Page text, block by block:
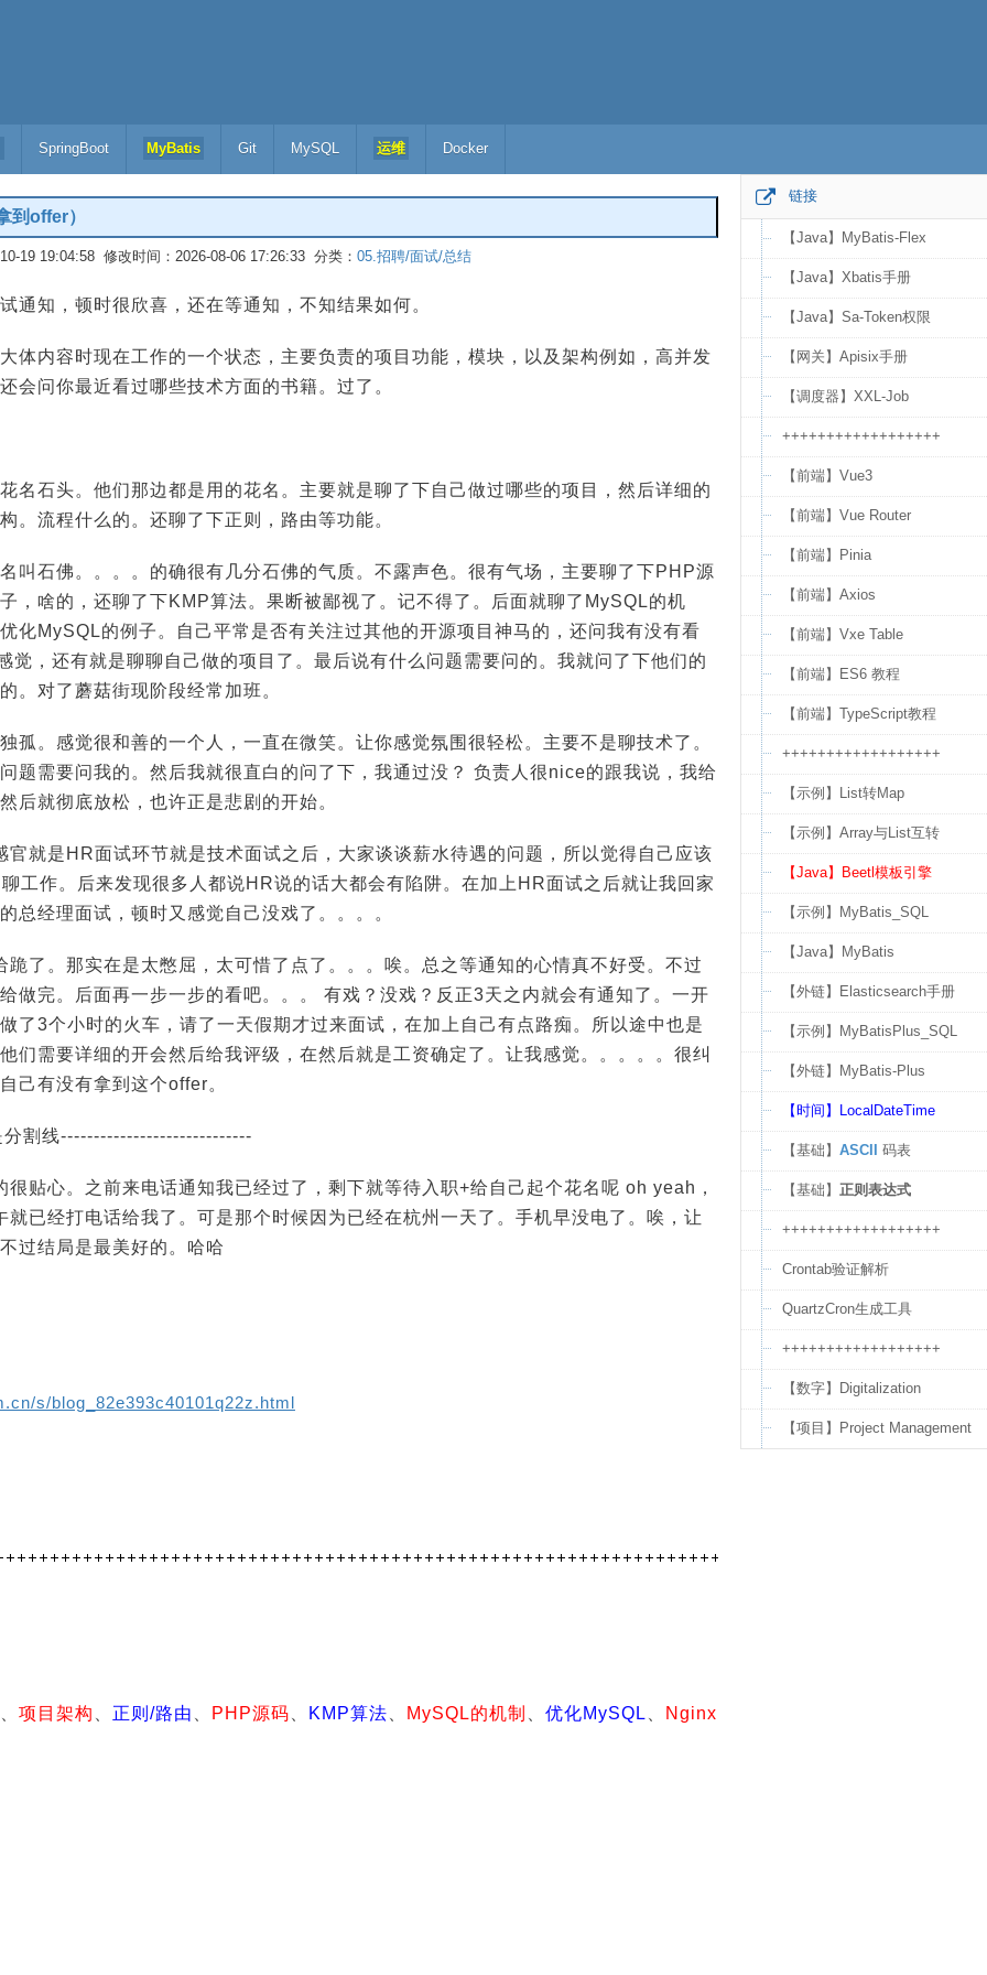
SpringBoot MyBatis Git MySQL 运维 Docker
到offer）
19 19:04:58 修改时间：2026-08-06 17:26:33 分类： 05.招聘/面试/总结
通知，顿时很欣喜，还在等通知，不知结果如何。
体内容时现在工作的一个状态，主要负责的项目功能，模块，以及架构例如，高并发
会问你最近看过哪些技术方面的书籍。过了。
名石头。他们那边都是用的花名。主要就是聊了下自己做过哪些的项目，然后详细的
。流程什么的。还聊了下正则，路由等功能。
叫石佛。。。。的确很有几分石佛的气质。不露声色。很有气场，主要聊了下PHP源
，啥的，还聊了下KMP算法。果断被鄙视了。记不得了。后面就聊了MySQL的机
化MySQL的例子。自己平常是否有关注过其他的开源项目神马的，还问我有没有看
觉，还有就是聊聊自己做的项目了。最后说有什么问题需要问的。我就问了下他们的
。对了蘑菇街现阶段经常加班。
孤。感觉很和善的一个人，一直在微笑。让你感觉氛围很轻松。主要不是聊技术了。
题需要问我的。然后我就很直白的问了下，我通过没？ 负责人很nice的跟我说，我给
后就彻底放松，也许正是悲剧的开始。
官就是HR面试环节就是技术面试之后，大家谈谈薪水待遇的问题，所以觉得自己应该
工作。后来发现很多人都说HR说的话大都会有陷阱。在加上HR面试之后就让我回家
总经理面试，顿时又感觉自己没戏了。。。。
了。那实在是太憋屈，太可惜了点了。。。唉。总之等通知的心情真不好受。不过
做完。后面再一步一步的看吧。。。 有戏？没戏？反正3天之内就会有通知了。一开
了3个小时的火车，请了一天假期才过来面试，在加上自己有点路痴。所以途中也是
们需要详细的开会然后给我评级，在然后就是工资确定了。让我感觉。。。。。很纠
己有没有拿到这个offer。
割线-----------------------------
贴心。之前来电话通知我已经过了，剩下就等待入职+给自己起个花名呢 oh yeah，
已经打电话给我了。可是那个时候因为已经在杭州一天了。手机早没电了。唉，让
过结局是最美好的。哈哈
s/blog_82e393c40101q22z.html
项目架构 正则/路由 PHP源码 KMP算法 MySQL的机制 优化MySQL Nginx
链接
【Java】MyBatis-Flex
【Java】Xbatis手册
【Java】Sa-Token权限
【网关】Apisix手册
【调度器】XXL-Job
++++++++++++++++++
【前端】Vue3
【前端】Vue Router
【前端】Pinia
【前端】Axios
【前端】Vxe Table
【前端】ES6 教程
【前端】TypeScript教程
++++++++++++++++++
【示例】List转Map
【示例】Array与List互转
【Java】Beetl模板引擎
【示例】MyBatis_SQL
【Java】MyBatis
【外链】Elasticsearch手册
【示例】MyBatisPlus_SQL
【外链】MyBatis-Plus
【时间】LocalDateTime
【基础】 ASCII 码表
【基础】 正则表达式
++++++++++++++++++
Crontab验证解析
QuartzCron生成工具
++++++++++++++++++
【数字】Digitalization
【项目】Project Management